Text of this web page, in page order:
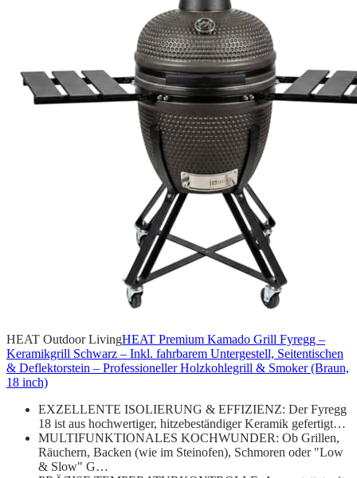
HEAT Outdoor LivingHEAT Premium Kamado Grill Fyregg –
Keramikgrill Schwarz – Inkl. fahrbarem Untergestell, Seitentischen
& Deflektorstein – Professioneller Holzkohlegrill & Smoker (Braun,
18 inch)
EXZELLENTE ISOLIERUNG & EFFIZIENZ: Der Fyregg
18 ist aus hochwertiger, hitzebeständiger Keramik gefertigt…
MULTIFUNKTIONALES KOCHWUNDER: Ob Grillen,
Räuchern, Backen (wie im Steinofen), Schmoren oder "Low
& Slow" G…